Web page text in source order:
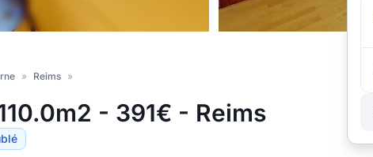
» Reims »
- 391€ - Reims